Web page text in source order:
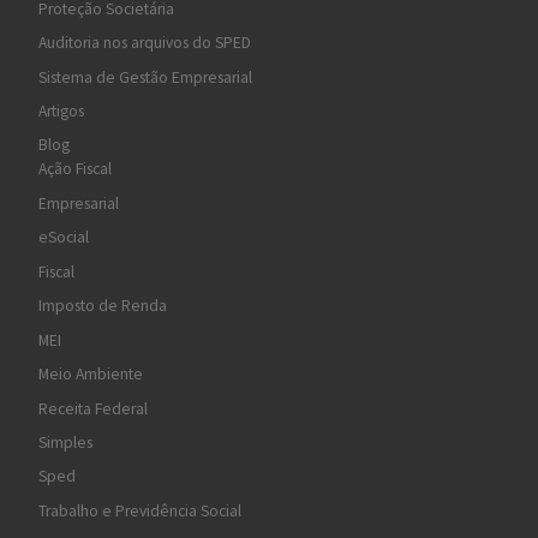
Proteção Societária
Auditoria nos arquivos do SPED
Sistema de Gestão Empresarial
Artigos
Blog
Ação Fiscal
Empresarial
eSocial
Fiscal
Imposto de Renda
MEI
Meio Ambiente
Receita Federal
Simples
Sped
Trabalho e Previdência Social